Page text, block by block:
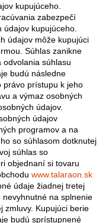
kupujúceho.
zabezpečí
kupujúceho.
údajov môže kupujúci
Súhlas zanikne
súhlasu
budú následne
právo prístupu k jeho
a výmaz osobných
údajov.
údajov
programov a na
so súhlasom dotknutej
súhlas so
objednaní si tovaru
www.talaraon.sk
údaje žiadnej tretej
na splnenie
zmluvy. Kupujúci berie
budú sprístupnené